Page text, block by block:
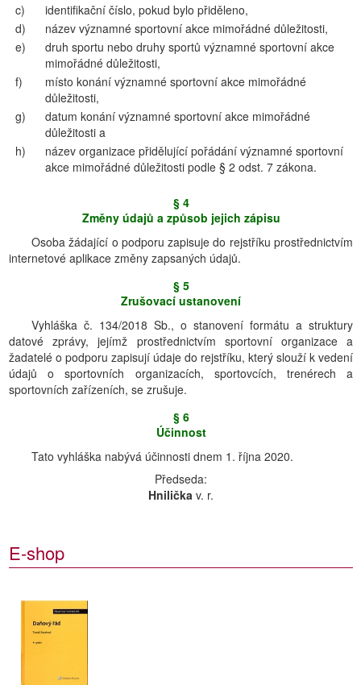
c)
identifikační číslo, pokud bylo přiděleno,
d)
název významné sportovní akce mimořádné důležitosti,
e)
druh sportu nebo druhy sportů významné sportovní akce
mimořádné důležitosti,
f)
místo konání významné sportovní akce mimořádné
důležitosti,
g)
datum konání významné sportovní akce mimořádné
důležitosti a
h)
název organizace přidělující pořádání významné sportovní
akce mimořádné důležitosti podle § 2 odst. 7 zákona.
§ 4
Změny údajů a způsob jejich zápisu
Osoba žádající o podporu zapisuje do rejstříku prostřednictvím
internetové aplikace změny zapsaných údajů.
§ 5
Zrušovací ustanovení
Vyhláška č. 134/2018 Sb., o stanovení formátu a struktury
datové zprávy, jejímž prostřednictvím sportovní organizace a
žadatelé o podporu zapisují údaje do rejstříku, který slouží k vedení
údajů o sportovních organizacích, sportovcích, trenérech a
sportovních zařízeních, se zrušuje.
§ 6
Účinnost
Tato vyhláška nabývá účinnosti dnem 1. října 2020.
Předseda:
Hnilička v. r.
E-shop